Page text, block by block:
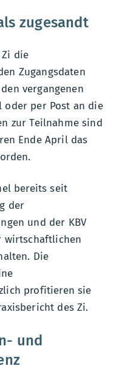
zugesandt
die
Zugangsdaten
vergangenen
oder per Post an die
zur Teilnahme sind
Ende April das
bereits seit
der
und der KBV
wirtschaftlichen
Die
profitieren sie
des Zi.
und